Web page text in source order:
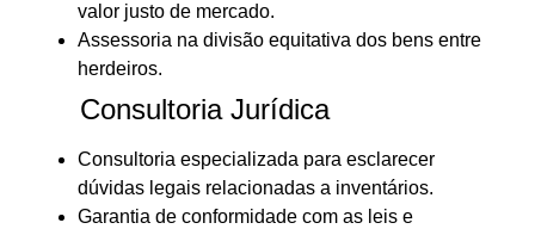
valor justo de mercado.
Assessoria na divisão equitativa dos bens entre
herdeiros.
Consultoria Jurídica
Consultoria especializada para esclarecer
dúvidas legais relacionadas a inventários.
Garantia de conformidade com as leis e